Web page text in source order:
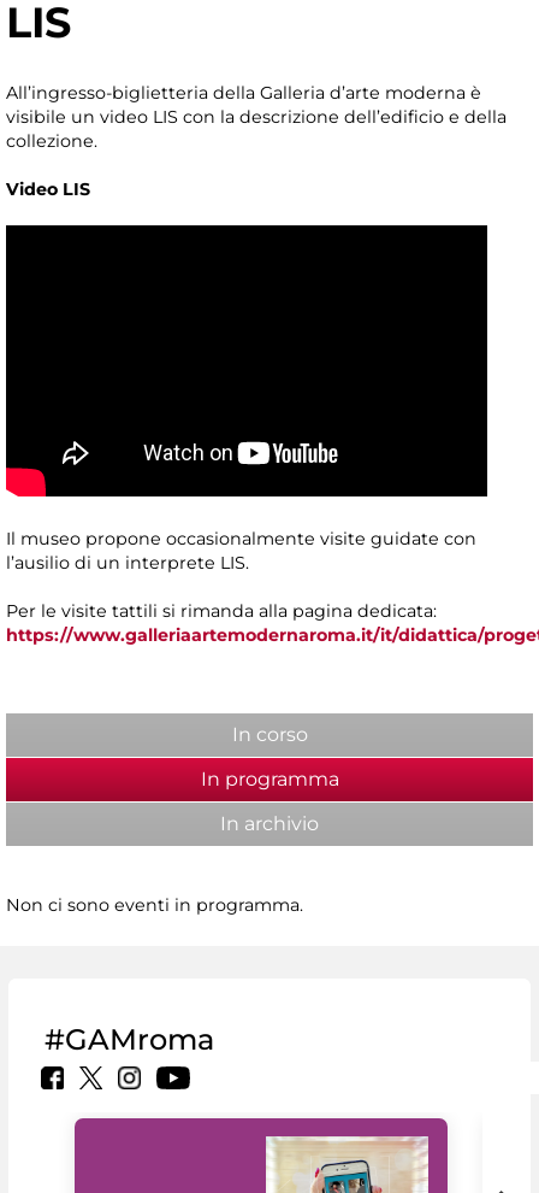
LIS
All’ingresso-biglietteria della Galleria d’arte moderna è
visibile un video LIS con la descrizione dell’edificio e della
collezione.
Video LIS
Il museo propone occasionalmente visite guidate con
l’ausilio di un interprete LIS.
Per le visite tattili si rimanda alla pagina dedicata:
https://www.galleriaartemodernaroma.it/it/didattica/
In corso
In programma
In archivio
Non ci sono eventi in programma.
#GAMroma